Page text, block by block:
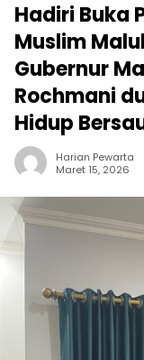
Hadiri Buka
Muslim
Gubernur
Rochmani
Hidup
Harian Pewarta
Maret 15, 2026